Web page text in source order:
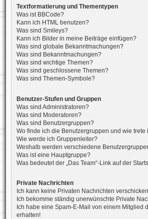
Textformatierung und Thementypen
Was ist BBCode?
Kann ich HTML benutzen?
Was sind Smileys?
Kann ich Bilder in meine Beiträge einfügen?
Was sind globale Bekanntmachungen?
Was sind Bekanntmachungen?
Was sind wichtige Themen?
Was sind geschlossene Themen?
Was sind Themen-Symbole?
Benutzer-Stufen und Gruppen
Was sind Administratoren?
Was sind Moderatoren?
Was sind Benutzergruppen?
Wo finde ich die Benutzergruppen und wie trete
Wie werde ich Gruppenleiter?
Weshalb werden verschiedene
Was ist eine Hauptgruppe?
Was bedeutet der „Das Team“-Link auf der
Private Nachrichten
Ich kann keine Privaten Nachrichten
Ich bekomme ständig unerwünschte Private
Ich habe eine Spam-E-Mail von einem Mitglied
erhalten!